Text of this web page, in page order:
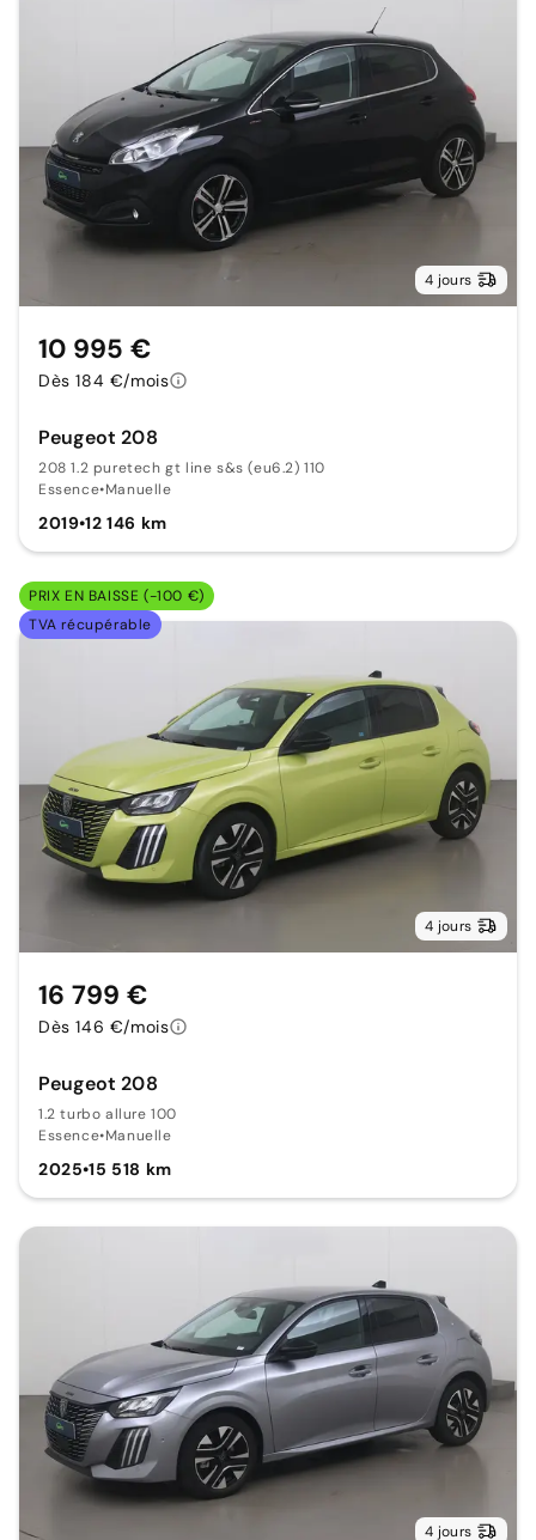
4 jours
Peugeot 208
208 1.2 puretech gt line s&s (eu6.2) 110
Essence•Manuelle
2019•12 146 km
10 995 €
Dès 184 €/mois
PRIX EN BAISSE (-100 €)
TVA récupérable
4 jours
Peugeot 208
1.2 turbo allure 100
Essence•Manuelle
2025•15 518 km
16 799 €
Dès 146 €/mois
4 jours